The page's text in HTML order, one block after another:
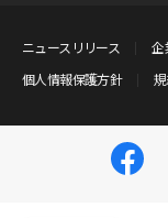
ニュースリリース 企
個人情報保護方針